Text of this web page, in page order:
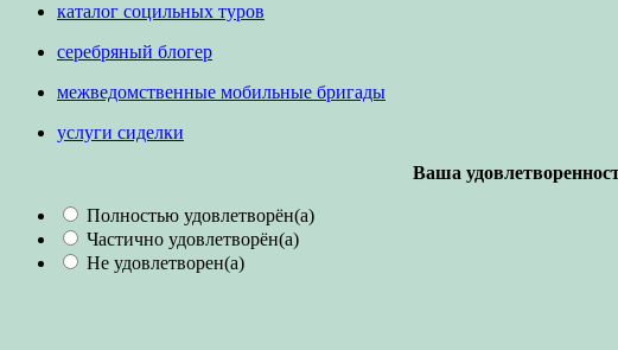
каталог социльных туров
серебряный блогер
межведомственные мобильные бригады
услуги сиделки
Ваша
Полностью удовлетворён(а)
Частично удовлетворён(а)
Не удовлетворен(а)